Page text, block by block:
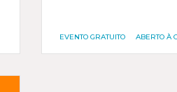
EVENTO GRATUITO ABERTO À